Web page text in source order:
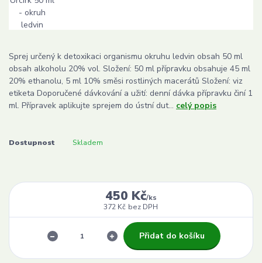
Sprej určený k detoxikaci organismu okruhu ledvin obsah 50 ml
obsah alkoholu 20% vol. Složení: 50 ml přípravku obsahuje 45 ml
20% ethanolu, 5 ml 10% směsi rostliných macerátů Složení: viz
etiketa Doporučené dávkování a užití: denní dávka přípravku činí 1
ml. Přípravek aplikujte sprejem do ústní dut... celý popis
Dostupnost Skladem
450 Kč/ks
372 Kč bez DPH
Přidat do košíku